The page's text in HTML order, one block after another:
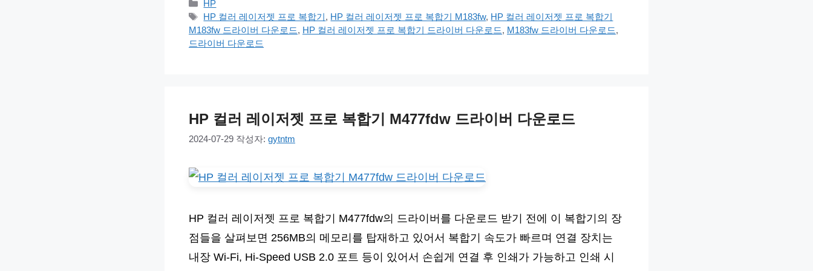
카
테
고
리
HP
태
그
HP 컬러 레이저젯 프로 복합기, HP 컬러 레이저젯 프로 복합기 M183fw, HP 컬러 레이저젯 프로 복합기
M183fw 드라이버 다운로드, HP 컬러 레이저젯 프로 복합기 드라이버 다운로드, M183fw 드라이버 다운로드,
드라이버 다운로드
HP 컬러 레이저젯 프로 복합기 M477fdw 드라이버 다운로드
2024-07-29 작성자: gytntm
HP 컬러 레이저젯 프로 복합기 M477fdw의 드라이버를 다운로드 받기 전에 이 복합기의 장
점들을 살펴보면 256MB의 메모리를 탑재하고 있어서 복합기 속도가 빠르며 연결 장치는
내장 Wi-Fi, Hi-Speed USB 2.0 포트 등이 있어서 손쉽게 연결 후 인쇄가 가능하고 인쇄 시